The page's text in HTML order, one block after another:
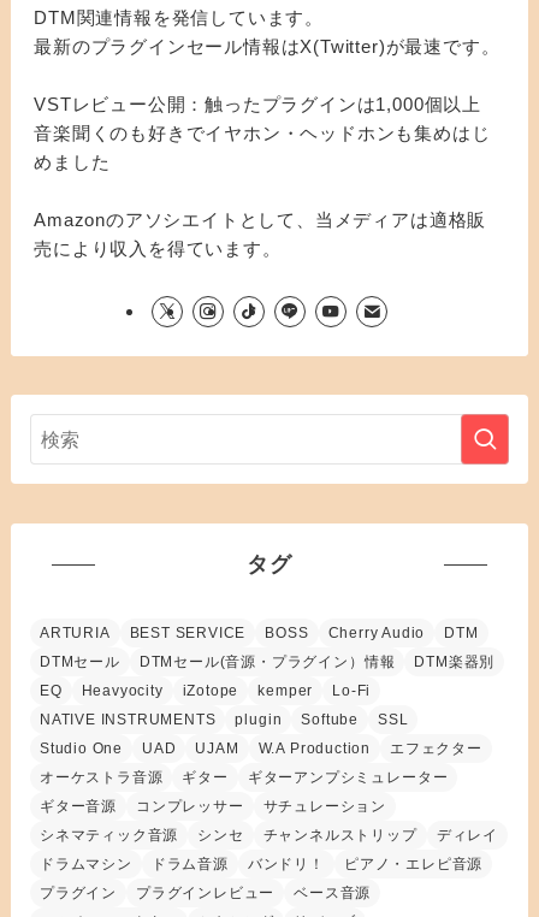
DTM関連情報を発信しています。
最新のプラグインセール情報はX(Twitter)が最速です。
VSTレビュー公開：触ったプラグインは1,000個以上
音楽聞くのも好きでイヤホン・ヘッドホンも集めはじ
めました
Amazonのアソシエイトとして、当メディアは適格販
売により収入を得ています。
タグ
ARTURIA BEST SERVICE BOSS Cherry Audio
DTM
DTMセール
DTMセール(音源・プラグイン）情報
DTM楽器別
EQ
Heavyocity iZotope kemper
Lo-Fi
NATIVE INSTRUMENTS
plugin Softube
SSL
Studio One
UAD UJAM W.A Production
エフェクター
オーケストラ音源
ギター
ギターアンプシミュレーター
ギター音源
コンプレッサー
サチュレーション
シネマティック音源
シンセ チャンネルストリップ
ディレイ
ドラムマシン
ドラム音源 バンドリ！
ピアノ・エレピ音源
プラグイン
プラグインレビュー
ベース音源